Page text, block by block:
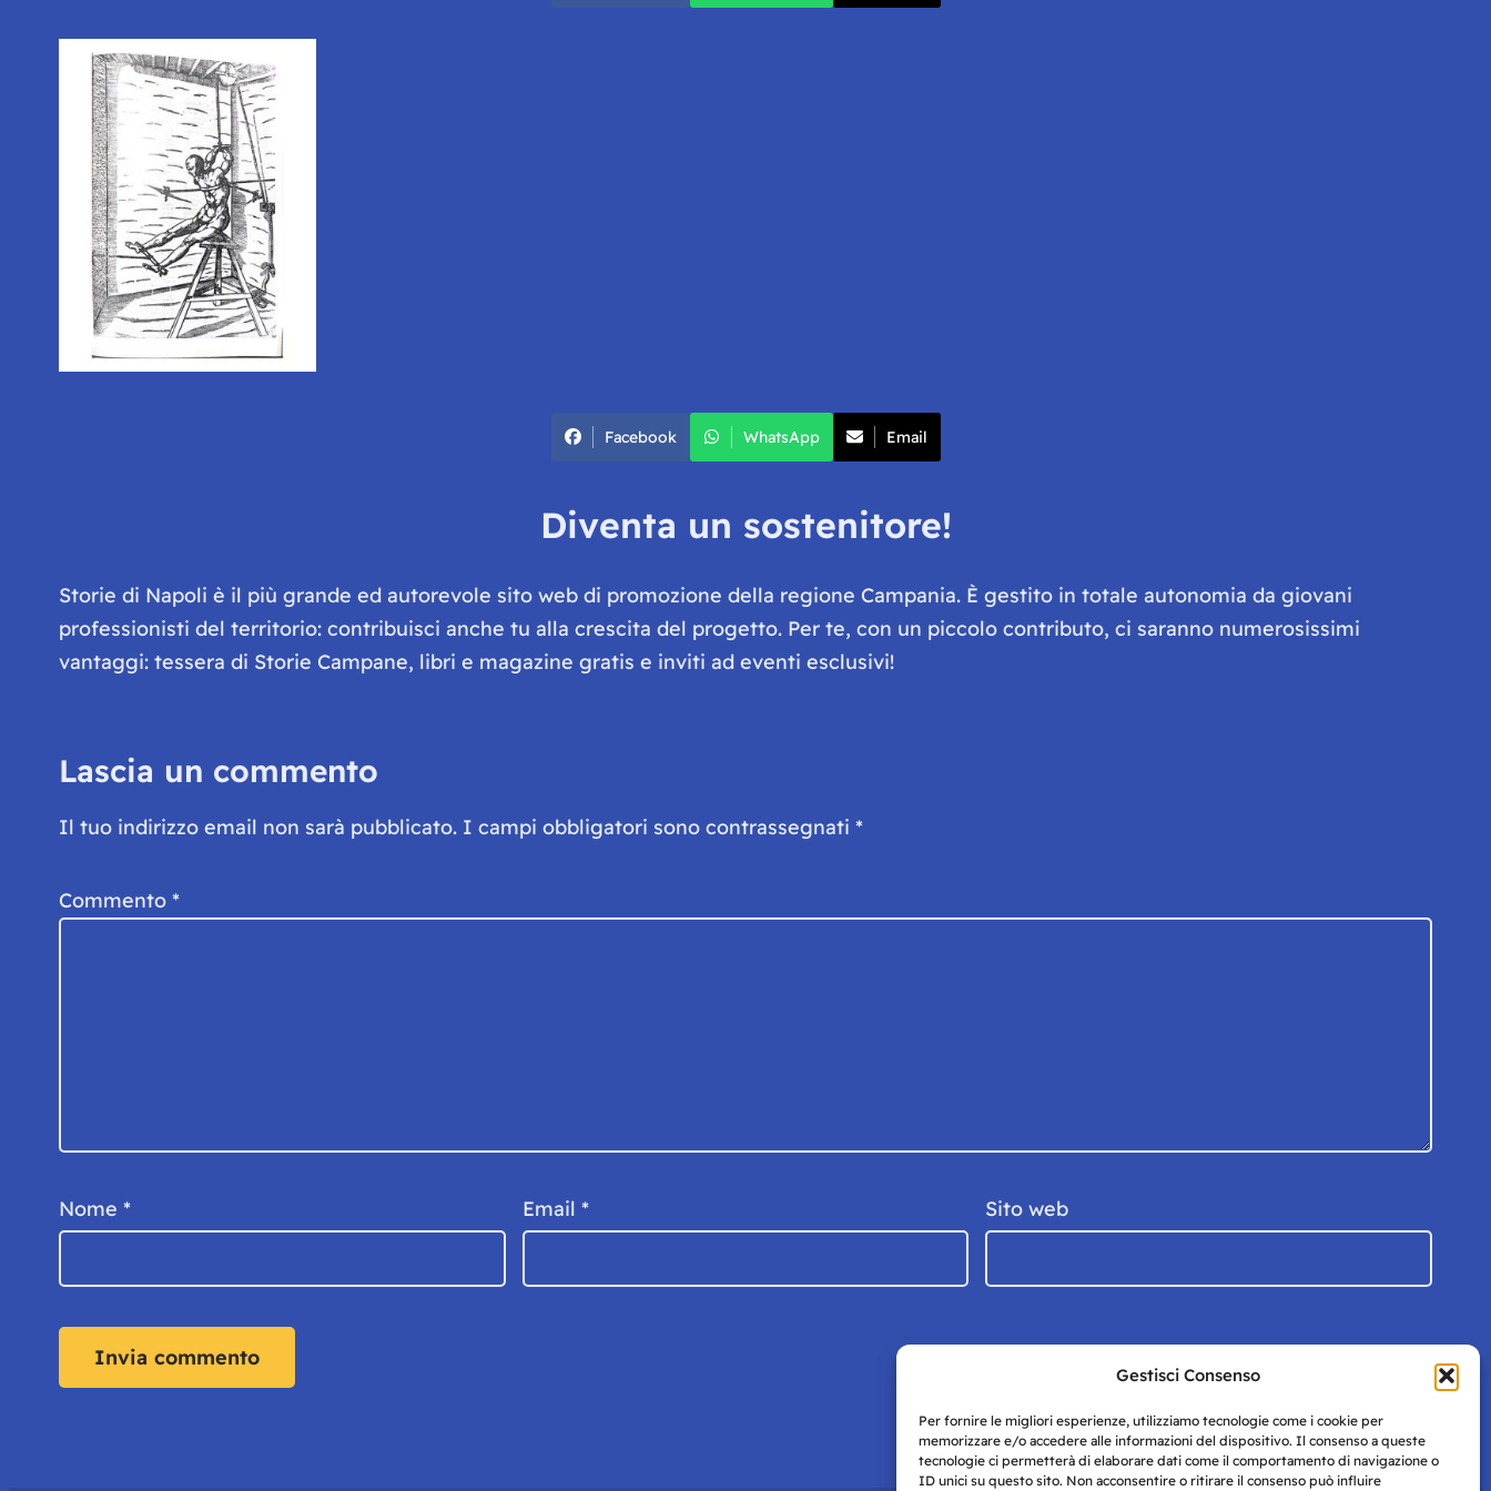
Gestisci Consenso
Per fornire le migliori esperienze, utilizziamo tecnologie come i cookie per
memorizzare e/o accedere alle informazioni del dispositivo. Il consenso a queste
tecnologie ci permetterà di elaborare dati come il comportamento di navigazione o
ID unici su questo sito. Non acconsentire o ritirare il consenso può influire
Facebook WhatsApp Email
Diventa un sostenitore!
Storie di Napoli è il più grande ed autorevole sito web di promozione della regione Campania. È gestito in totale autonomia da giovani
professionisti del territorio: contribuisci anche tu alla crescita del progetto. Per te, con un piccolo contributo, ci saranno numerosissimi
vantaggi: tessera di Storie Campane, libri e magazine gratis e inviti ad eventi esclusivi!
Lascia un commento
Il tuo indirizzo email non sarà pubblicato. I campi obbligatori sono contrassegnati *
Commento *
Nome * Email * Sito web